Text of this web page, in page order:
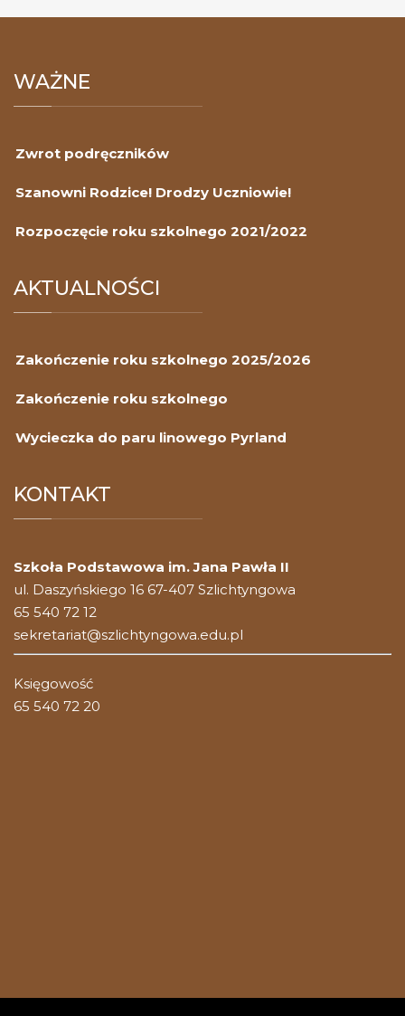
WAŻNE
Zwrot podręczników
Szanowni Rodzice! Drodzy Uczniowie!
Rozpoczęcie roku szkolnego 2021/2022
AKTUALNOŚCI
Zakończenie roku szkolnego 2025/2026
Zakończenie roku szkolnego
Wycieczka do paru linowego Pyrland
KONTAKT
Szkoła Podstawowa im. Jana Pawła II
ul. Daszyńskiego 16 67-407 Szlichtyngowa
65 540 72 12
sekretariat@szlichtyngowa.edu.pl
Księgowość
65 540 72 20